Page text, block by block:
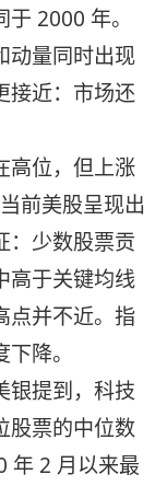
2000 年。
动量同时出现
接近：市场还
高位，但上涨
前美股呈现出
：少数股票贡
高于关键均线
点并不近。指
降。
银提到，科技
股票的中位数
年 2 月以来最